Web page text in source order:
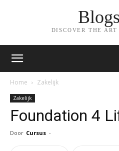
DISCOVER THE
Home Zakelijk
Zakelijk
Foundation 4
Door Cursus -